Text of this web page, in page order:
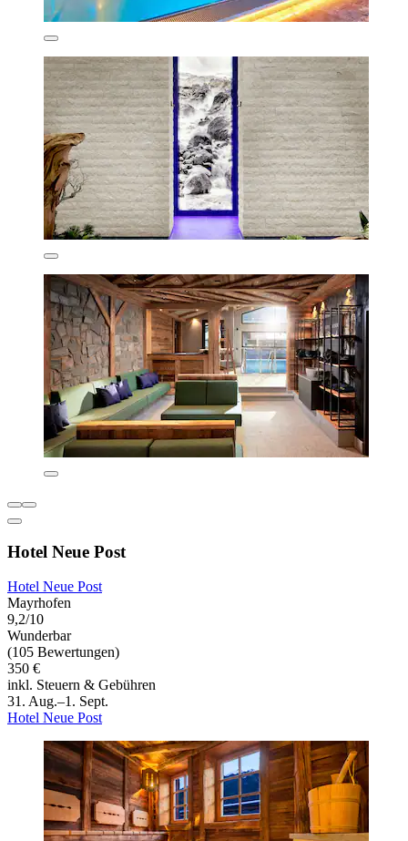
Hotel Neue Post
Hotel Neue Post
Mayrhofen
9,2/10
Wunderbar
(105 Bewertungen)
350 €
inkl. Steuern & Gebühren
31. Aug.–1. Sept.
Hotel Neue Post